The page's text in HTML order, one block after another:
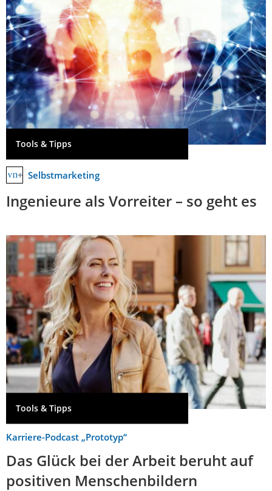
Tools & Tipps
Selbstmarketing
Ingenieure als Vorreiter – so geht es
Tools & Tipps
Karriere-Podcast „Prototyp“
Das Glück bei der Arbeit beruht auf
positiven Menschenbildern